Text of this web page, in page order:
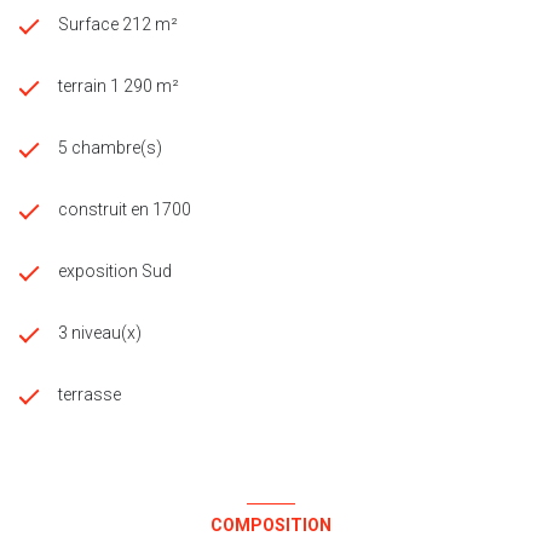
"Les informations sur les risques auxquels ce bien est exposé
Surface 212 m²
terrain 1 290 m²
5 chambre(s)
construit en 1700
exposition Sud
3 niveau(x)
terrasse
COMPOSITION